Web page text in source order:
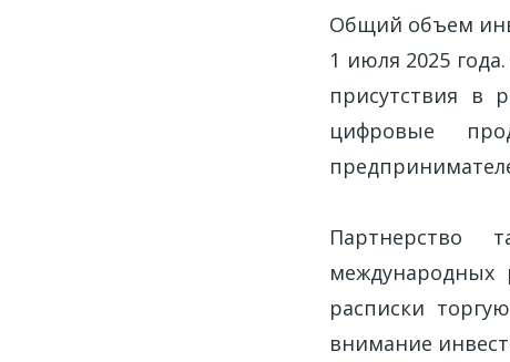
Общий объем
1 июля 2025
присутствия в
цифровые
Партнерство
международных
расписки
внимание